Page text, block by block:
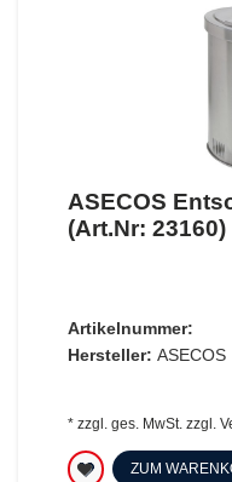
ASECOS
(Art.Nr: 23160)
Artikelnummer:
Hersteller: ASECOS
* zzgl. ges. MwSt.zzgl.
ZUM